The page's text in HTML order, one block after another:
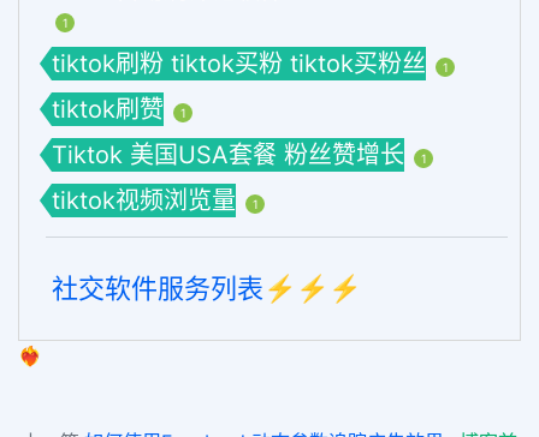
1
tiktok刷粉 tiktok买粉 tiktok买粉丝 1
tiktok刷赞 1
Tiktok 美国USA套餐 粉丝赞增长 1
tiktok视频浏览量 1
社交软件服务列表⚡️⚡️⚡️
❤️‍🔥